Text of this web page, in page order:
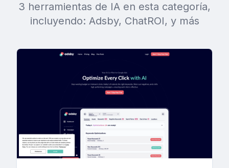
3 herramientas de IA en esta categoría,
incluyendo: Adsby, ChatROI, y más